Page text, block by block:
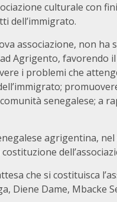
culturale con
dell’immigrato.
associazione, non
Agrigento, favorendo
i problemi che
senegalese; a
agrigentina,
che si costituisca
Diene Dame, Mbacke